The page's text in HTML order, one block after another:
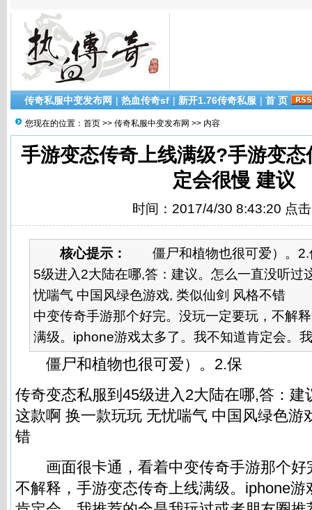
传奇私服中变发布网 | 热血传奇sf | 新开1.76传奇私服 | 首 页
您现在的位置： 首页 >> 传奇私服中变发布网 >> 内容
手游变态传奇上线满级?手游变
定会很慢 建议
时间：2017/4/30 8:43:20 点
核心提示：
僵尸和植物也很可爱）。2.
5级进入2大陆在哪,答：建议。怎么一直没听过
忧喘气 中国风绿色游戏, 类似仙剑 风格不错
中变传奇手游那个好完。没玩一定要玩，不解
满级。iphone游戏太多了。我不知道肯定会。
僵尸和植物也很可爱）。2.保
传奇变态私服到45级进入2大陆在哪,答：建
这款啊 换一款玩玩 无忧喘气 中国风绿色游
错
画面很卡通，看着中变传奇手游那个好
不解释，手游变态传奇上线满级。iphone